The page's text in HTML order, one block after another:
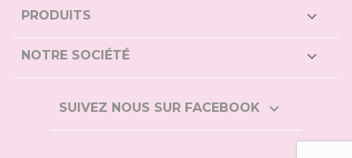
PRODUITS 
NOTRE SOCIÉTÉ 
SUIVEZ NOUS SUR FACEBOOK 